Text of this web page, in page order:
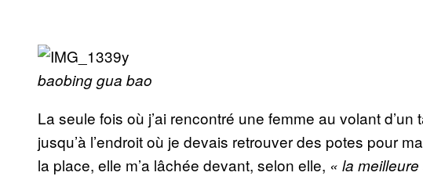
baobinggua bao
La seule fois où j’ai rencontré une femme au volant
jusqu’à l’endroit où je devais retrouver des potes pour
la place, elle m’a lâchée devant, selon elle, « la